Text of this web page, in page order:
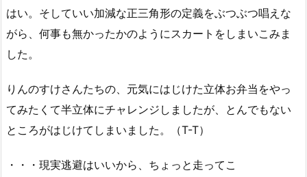
はい。そしていい加減な正三角形の定義をぶつぶつ唱えな
がら、何事も無かったかのようにスカートをしまいこみま
した。
りんのすけさんたちの、元気にはじけた立体お弁当をやっ
てみたくて半立体にチャレンジしましたが、とんでもない
ところがはじけてしまいました。（T-T）
・・・現実逃避はいいから、ちょっと走ってこ